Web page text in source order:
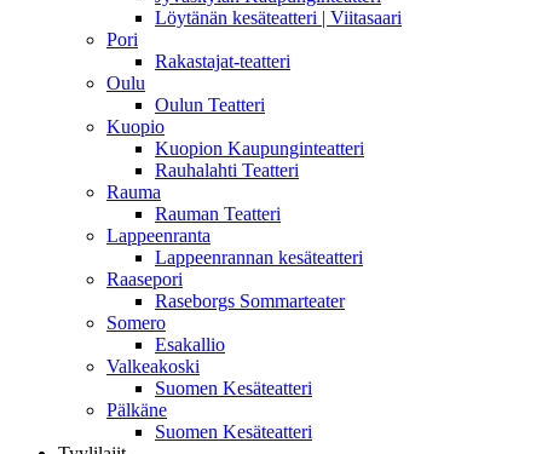
Löytänän kesäteatteri | Viitasaari
Pori
Rakastajat-teatteri
Oulu
Oulun Teatteri
Kuopio
Kuopion Kaupunginteatteri
Rauhalahti Teatteri
Rauma
Rauman Teatteri
Lappeenranta
Lappeenrannan kesäteatteri
Raasepori
Raseborgs Sommarteater
Somero
Esakallio
Valkeakoski
Suomen Kesäteatteri
Pälkäne
Suomen Kesäteatteri